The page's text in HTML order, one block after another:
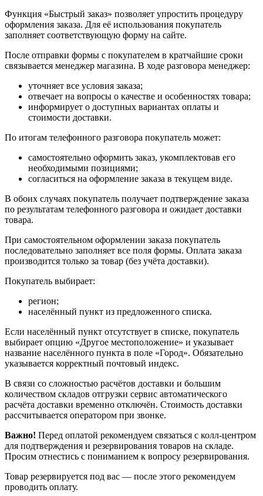
Функция «Быстрый заказ» позволяет упростить процедуру
оформления заказа. Для её использования покупатель
заполняет соответствующую форму на сайте.
После отправки формы с покупателем в кратчайшие сроки
связывается менеджер магазина. В ходе разговора менеджер:
уточняет все условия заказа;
отвечает на вопросы о качестве и особенностях товара;
информирует о доступных вариантах оплаты и
стоимости доставки.
По итогам телефонного разговора покупатель может:
самостоятельно оформить заказ, укомплектовав его
необходимыми позициями;
согласиться на оформление заказа в текущем виде.
В обоих случаях покупатель получает подтверждение заказа
по результатам телефонного разговора и ожидает доставки
товара.
При самостоятельном оформлении заказа покупатель
последовательно заполняет все поля формы. Оплата заказа
производится только за товар (без учёта доставки).
Покупатель выбирает:
регион;
населённый пункт из предложенного списка.
Если населённый пункт отсутствует в списке, покупатель
выбирает опцию «Другое местоположение» и указывает
название населённого пункта в поле «Город». Обязательно
указывается корректный почтовый индекс.
В связи со сложностью расчётов доставки и большим
количеством складов отгрузки сервис автоматического
расчёта доставки временно отключён. Стоимость доставки
рассчитывается оператором при звонке.
Важно! Перед оплатой рекомендуем связаться с колл‑центром
для подтверждения и резервирования товаров на складе.
Просим отнестись с пониманием к вопросу резервирования.
Товар резервируется под вас — после этого рекомендуем
проводить оплату.